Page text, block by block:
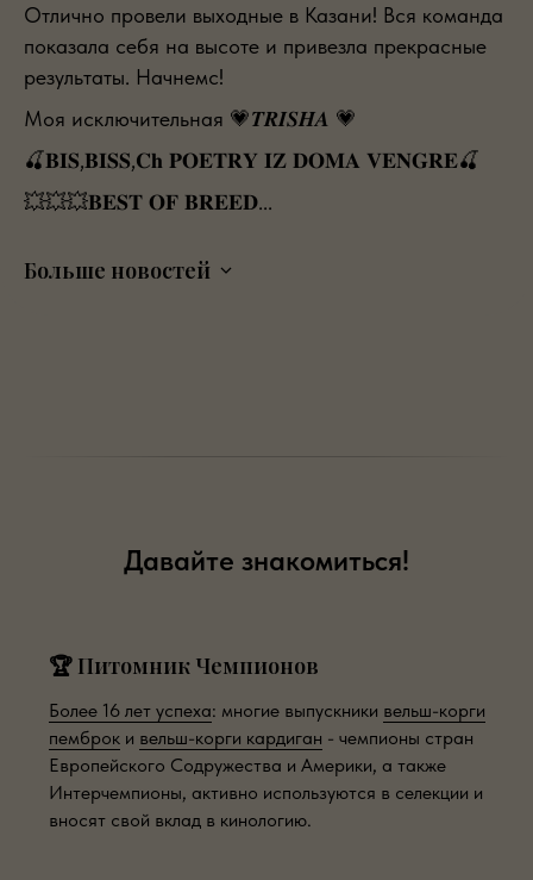
Отлично провели выходные в Казани! Вся команда
показала себя на высоте и привезла прекрасные
результаты. Начнемс!
Моя исключительная 💗𝑻𝑹𝑰𝑺𝑯𝑨 💗
🍒𝐁𝐈𝐒,𝐁𝐈𝐒𝐒,𝐂𝐡 𝐏𝐎𝐄𝐓𝐑𝐘 𝐈𝐙 𝐃𝐎𝐌𝐀 𝐕𝐄𝐍𝐆𝐑𝐄🍒
💥💥💥𝐁𝐄𝐒𝐓 𝐎𝐅 𝐁𝐑𝐄𝐄𝐃...
Больше новостей
Давайте знакомиться!
🏆 Питомник Чемпионов
Более 16 лет успеха: многие выпускники вельш-корги
пемброк и вельш-корги кардиган - чемпионы стран
Европейского Содружества и Америки, а также
Интерчемпионы, активно используются в селекции и
вносят свой вклад в кинологию.